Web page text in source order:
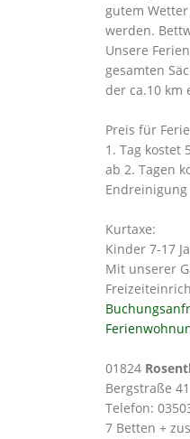
gutem
werden.
Unsere
gesamten
der ca.10 km
Preis für
1. Tag kostet
ab 2. Tagen
Endreinigung
Kurtaxe:
Kinder 7-17
Mit unserer
01824
Bergstraße 41
Telefon:
7 Betten +